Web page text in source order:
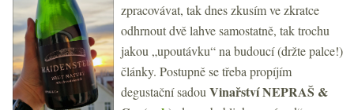
zpracovávat, tak dnes zkusím ve zkratce
odhrnout dvě lahve samostatně, tak trochu
jakou „upoutávku“ na budoucí (držte palce!)
články. Postupně se třeba propíjím
degustační sadou Vinařství NEPRAŠ &